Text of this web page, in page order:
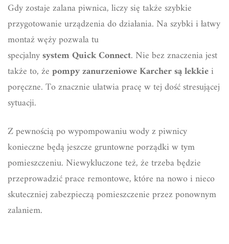
Gdy zostaje zalana piwnica, liczy się także szybkie
przygotowanie urządzenia do działania. Na szybki i łatwy
montaż węży pozwala tu
specjalnysystem Quick Connect. Nie bez znaczenia jest
także to, żepompy zanurzenioweKarcher są lekkiei
poręczne. To znacznie ułatwia pracę w tej dość stresującej
sytuacji.
Z pewnością po wypompowaniu wody z piwnicy
konieczne będą jeszcze gruntowne porządki w tym
pomieszczeniu. Niewykluczone też, że trzeba będzie
przeprowadzić prace remontowe, które na nowo i nieco
skuteczniej zabezpieczą pomieszczenie przez ponownym
zalaniem.